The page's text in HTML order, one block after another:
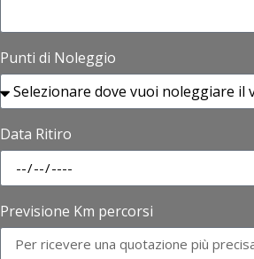
Punti di Noleggio
Data Ritiro
Previsione Km percorsi